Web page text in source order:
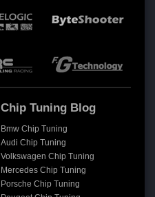
Chip Tuning Blog
Bmw Chip Tuning
Audi Chip Tuning
Volkswagen Chip Tuning
Mercedes Chip Tuning
Porsche Chip Tuning